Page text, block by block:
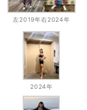
左2019年右2024年
2024年